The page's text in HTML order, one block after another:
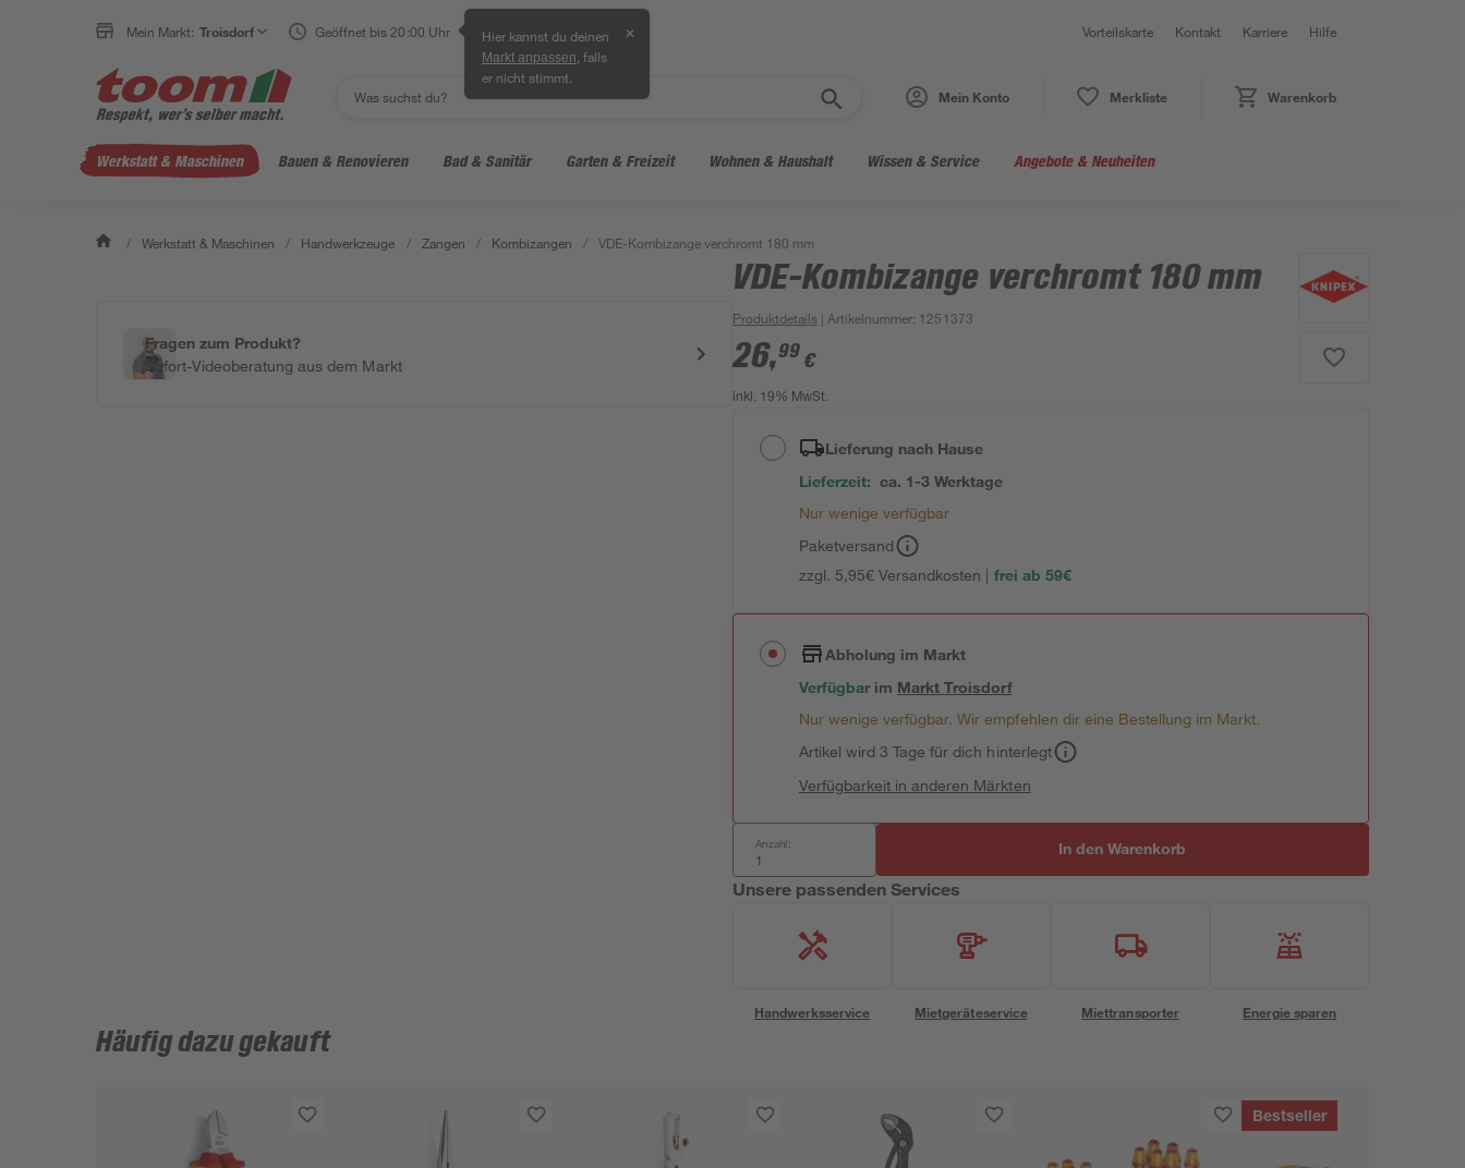
Mein Markt: Troisdorf Geöffnet bis 20:00 Uhr Hier kannst du deinen
Markt anpassen , falls
er nicht stimmt.
✕ Vorteilskarte Kontakt Karriere Hilfe
Mein Konto Merkliste Warenkorb
Werkstatt & Maschinen Bauen & Renovieren Bad & Sanitär Garten & Freizeit Wohnen & Haushalt Wissen & Service Angebote & Neuheiten
/ Werkstatt & Maschinen / Handwerkzeuge / Zangen / Kombizangen / VDE-Kombizange verchromt 180 mm
Fragen zum Produkt?
Sofort-Videoberatung aus dem Markt
VDE-Kombizange verchromt 180 mm
Produktdetails | Artikelnummer: 1251373
26,99 €
inkl. 19% MwSt.
Lieferung nach Hause
Lieferzeit: ca. 1-3 Werktage
Nur wenige verfügbar
Paketversand
zzgl. 5,95€ Versandkosten | frei ab 59€
Abholung im Markt
Verfügbar im MarktTroisdorf
Nur wenige verfügbar. Wir empfehlen dir eine Bestellung im Markt.
Artikel wird 3 Tage für dich hinterlegt
Verfügbarkeit in anderen Märkten
Anzahl: In den Warenkorb
Unsere passenden Services
Handwerksservice Mietgeräteservice Miettransporter Energie sparen
Häufig dazu gekauft
Bestseller